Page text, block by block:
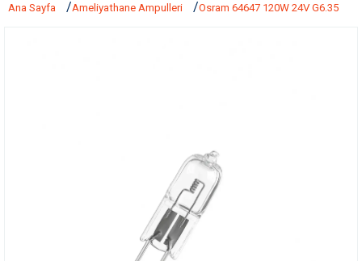
Ana Sayfa Ameliyathane Ampulleri Osram 64647 120W 24V G6.35